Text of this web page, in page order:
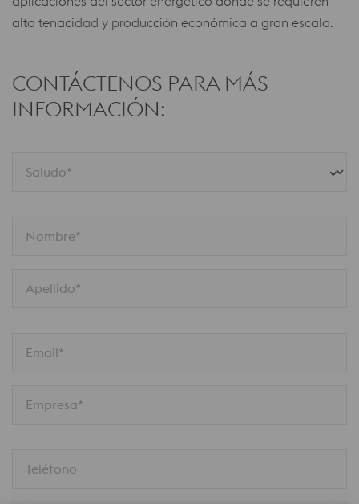
alta tenacidad y producción económica a gran escala.
CONTÁCTENOS PARA MÁS
INFORMACIÓN:
Saludo*
Nombre*
Apellido*
Email*
Empresa*
Teléfono